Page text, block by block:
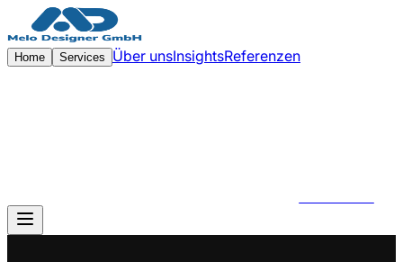
Zum Hauptinhalt springen
Home Services Über unsInsightsReferenzen